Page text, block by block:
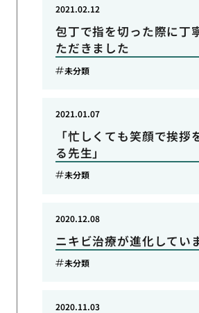
包丁で指を切った際に丁
ただきました
2021.02.12
未分類
「忙しくても笑顔で挨拶
る先生」
2021.01.07
未分類
ニキビ治療が進化してい
2020.12.08
未分類
2020.11.03